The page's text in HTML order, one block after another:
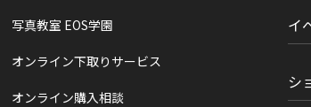
写真教室 EOS学園
オンライン下取りサービス
オンライン購入相談
イ
シ